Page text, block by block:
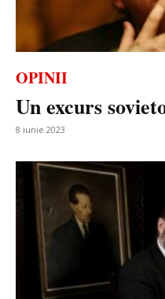
OPINII
Un excurs
8 iunie 2023